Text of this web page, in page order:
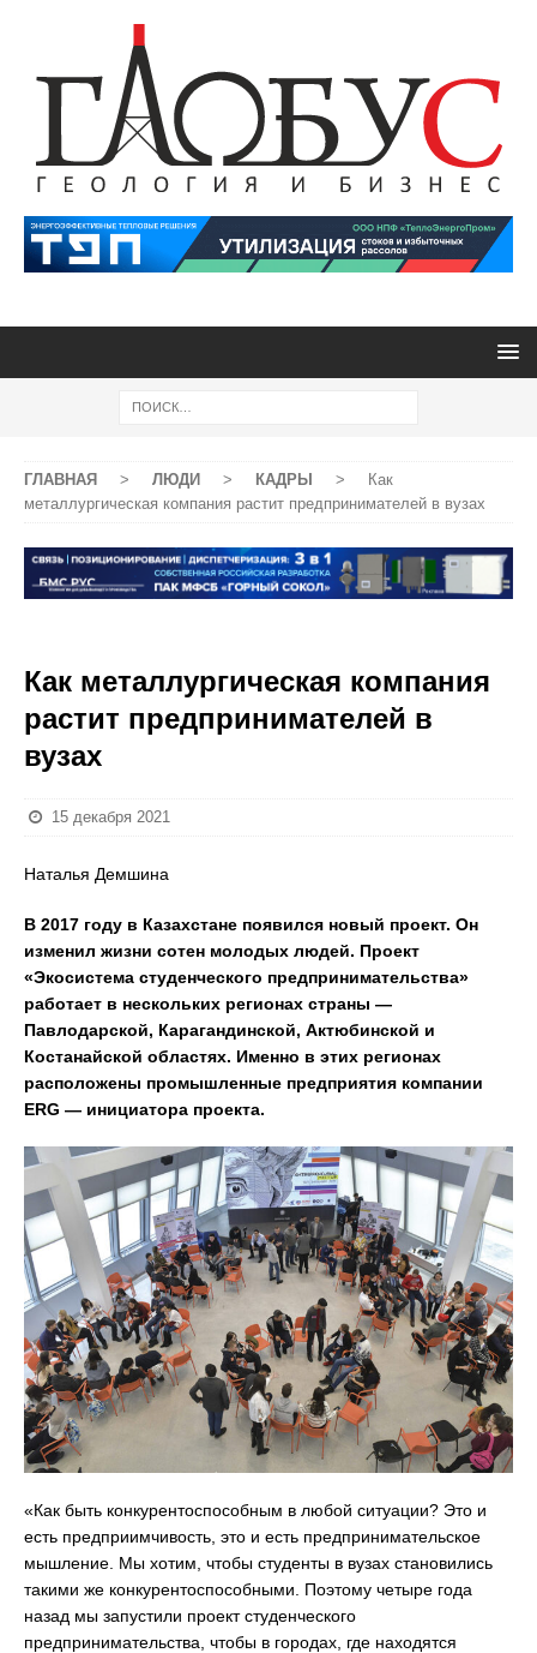
ГЛАВНАЯ > ЛЮДИ > КАДРЫ >
Как
металлургическая компания растит предпринимателей в вузах
Как металлургическая компания
растит предпринимателей в
вузах
15 декабря 2021
Наталья Демшина
В 2017 году в Казахстане появился новый проект. Он
изменил жизни сотен молодых людей. Проект
«Экосистема студенческого предпринимательства»
работает в нескольких регионах страны —
Павлодарской, Карагандинской, Актюбинской и
Костанайской областях. Именно в этих регионах
расположены промышленные предприятия компании
ERG — инициатора проекта.
«Как быть конкурентоспособным в любой ситуации? Это и
есть предприимчивость, это и есть предпринимательское
мышление. Мы хотим, чтобы студенты в вузах становились
такими же конкурентоспособными. Поэтому четыре года
назад мы запустили проект студенческого
предпринимательства, чтобы в городах, где находятся